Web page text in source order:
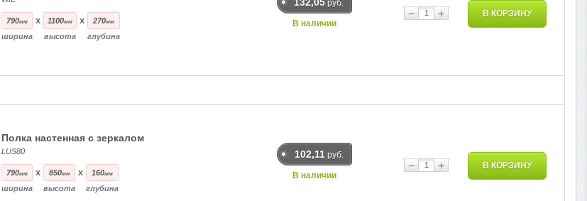
790мм
ширина
x 1100мм
высота
x 270мм
глубина
руб.
В наличии
− + В КОРЗИНУ
Полка настенная с зеркалом
LUS80
790мм
ширина
x 850мм
высота
x 160мм
глубина
102,11 руб.
В наличии
− + В КОРЗИНУ